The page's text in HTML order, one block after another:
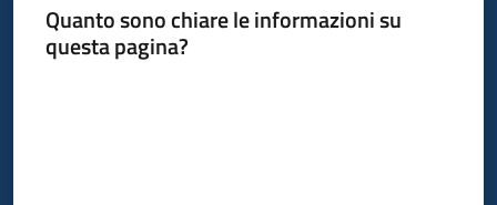
Quanto sono chiare le informazioni su
questa pagina?